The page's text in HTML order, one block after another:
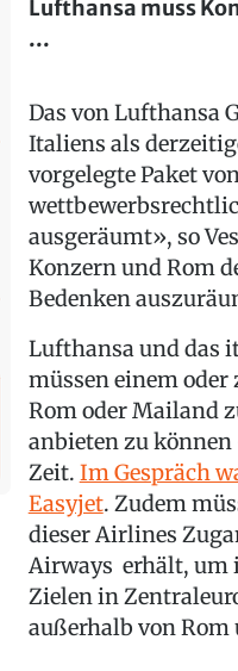
Lufthansa muss
...
Das von Lufthansa
Italiens als
vorgelegte Paket
ausgeräumt», so
Konzern und Rom
Bedenken
Lufthansa und das
müssen einem
Rom oder Mailand
anbieten zu
Zeit. Im Gespräch
Easyjet. Zudem
dieser Airlines
Airways erhält, um
Zielen in
außerhalb von